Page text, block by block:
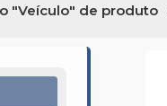
"Veículo" de produto